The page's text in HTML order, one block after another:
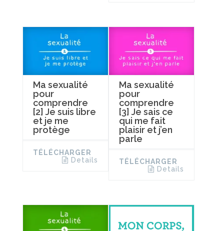
Ma sexualité
pour
comprendre
[2] Je suis libre
et je me
protège
TÉLÉCHARGER
Details
Ma sexualité
pour
comprendre
[3] Je sais ce
qui me fait
plaisir et j’en
parle
TÉLÉCHARGER
Details